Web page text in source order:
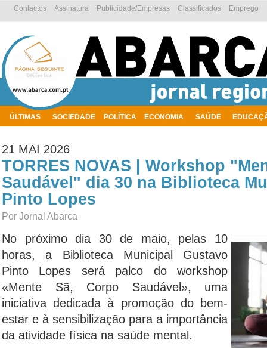
ÚLTIMAS SOCIEDADE POLÍTICA ECONOMIA SAÚDE
Emprego
Classificados
Publicidade/Empresas
Assinatura
Contactos
21 MAI 2026
TORRES NOVAS | Workshop
Saudável" dia 30 na Biblioteca
Pinto Lopes
Por Jornal Abarca
No próximo dia 30 de maio, pelas 10
horas, a Biblioteca Municipal Gustavo
Pinto Lopes será palco do workshop
«Mente Sã, Corpo Saudável», uma
iniciativa dedicada à promoção do bem-
estar e à sensibilização para a importância
da atividade física na saúde mental.